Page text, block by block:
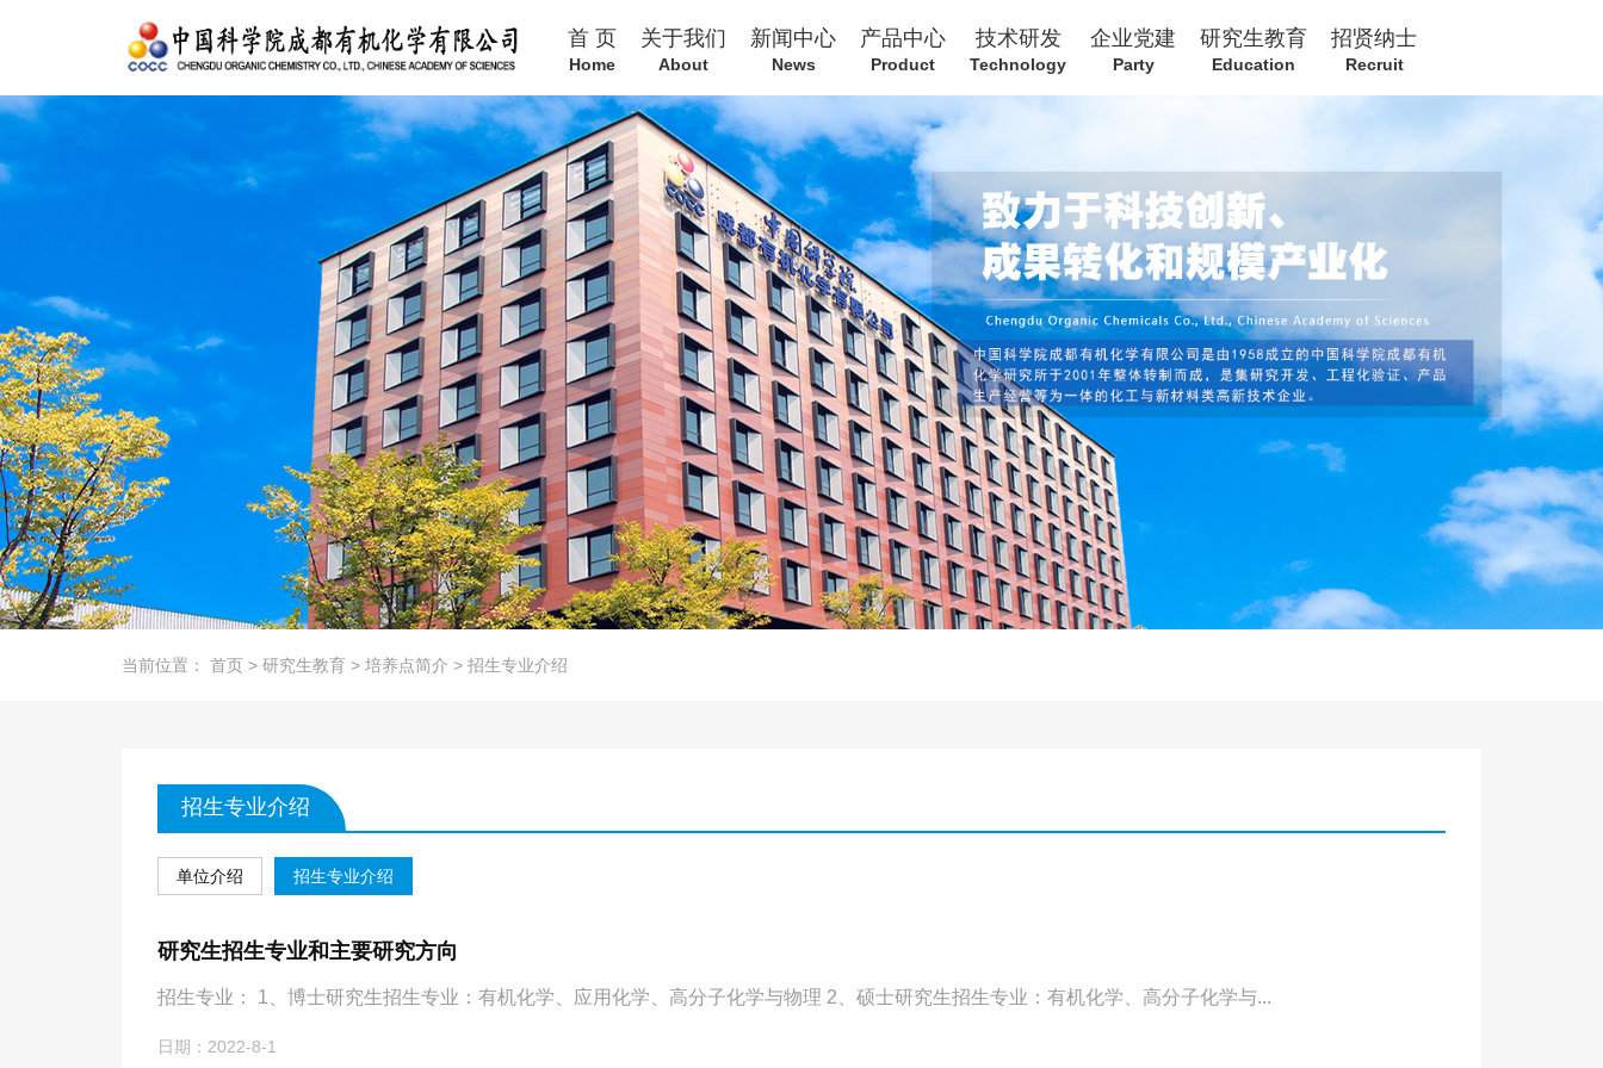
首 页
Home
关于我们
About
新闻中心
News
产品中心
Product
技术研发
Technology
企业党建
Party
研究生教育
Education
招贤纳士
Recruit
当前位置： 首页 > 研究生教育 > 培养点简介 > 招生专业介绍
招生专业介绍
单位介绍 招生专业介绍
研究生招生专业和主要研究方向
招生专业： 1、博士研究生招生专业：有机化学、应用化学、高分子化学与物理 2、硕士研究生招生专业：有机化学、高分子化学与...
日期：2022-8-1